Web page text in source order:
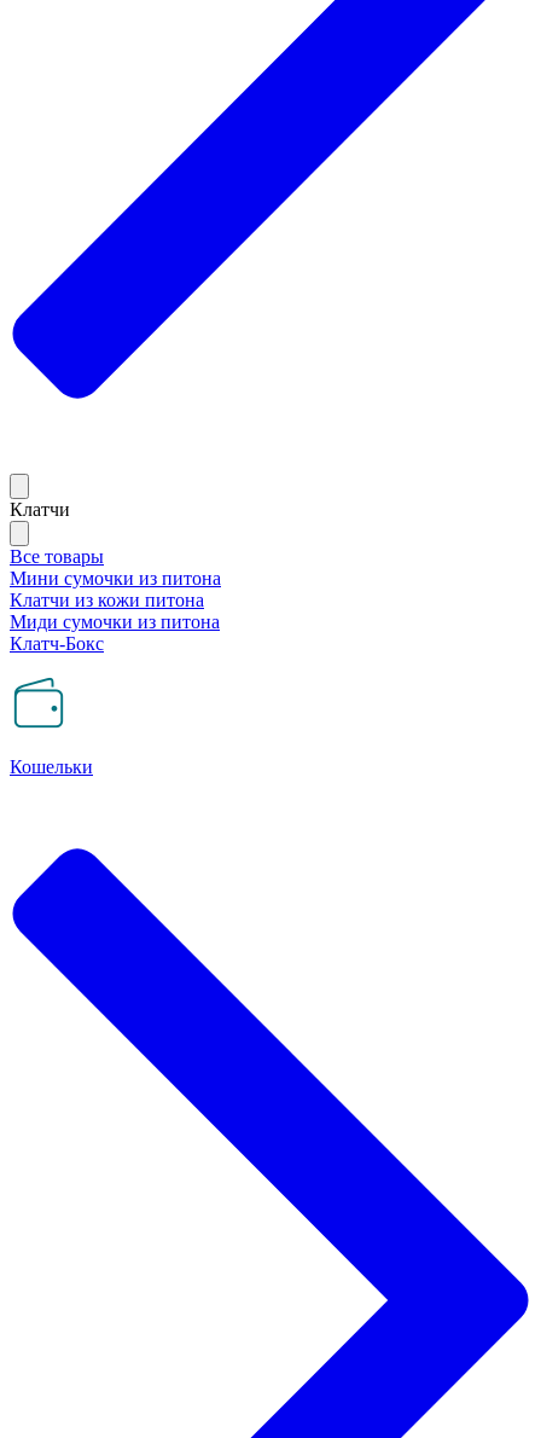
Клатчи
Все товары
Мини сумочки из питона
Клатчи из кожи питона
Миди сумочки из питона
Клатч-Бокс
Кошельки